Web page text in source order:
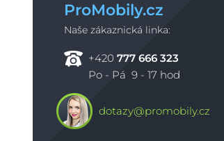
ProMobily.cz
Naše zákaznická linka:
+420 777 666 323
Po - Pá 9 - 17 hod
dotazy@promobily.cz